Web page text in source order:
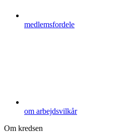
medlemsfordele
om arbejdsvilkår
Om kredsen